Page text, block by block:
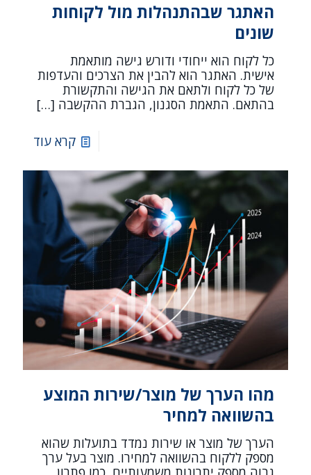
האתגר שבהתנהלות מול לקוחות
שונים
כל לקוח הוא ייחודי ודורש גישה מותאמת
אישית. האתגר הוא להבין את הצרכים והעדפות
של כל לקוח ולתאם את הגישה והתקשורת
בהתאם. התאמת הסגנון, הגברת ההקשבה […]
קרא עוד
מהו הערך של מוצר/שירות המוצע
בהשוואה למחיר
הערך של מוצר או שירות נמדד בתועלות שהוא
מספק ללקוח בהשוואה למחירו. מוצר בעל ערך